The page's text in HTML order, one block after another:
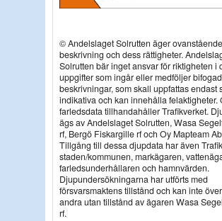
© Andelslaget Solrutten äger ovanstående
beskrivning och dess rättigheter.
Solrutten bär inget ansvar för riktigheten i
uppgifter som ingår eller medföljer
beskrivningar, som skall uppfattas endast
indikativa och kan innehålla felaktigheter.
farledsdata tillhandahåller Trafikverket.
ägs av Andelslaget Solrutten, Wasa
rf, Bergö Fiskargille rf och Oy Mapteam
Tillgång till dessa djupdata har även
staden/kommunen, markägaren,
farledsunderhållaren och hamnvärden.
Djupundersökningarna har utförts med
försvarsmaktens tillstånd och kan inte
andra utan tillstånd av ägaren Wasa
rf.